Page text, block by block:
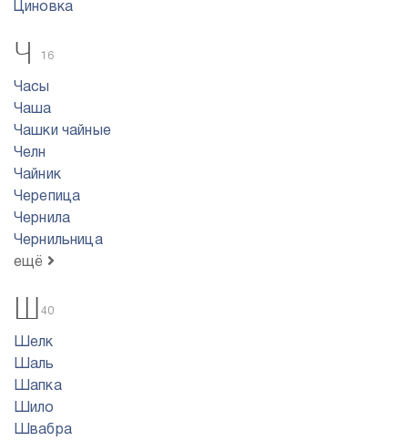
Циновка
Ч 16
Часы
Чаша
Чашки чайные
Челн
Чайник
Черепица
Чернила
Чернильница
ещё
Ш 40
Шелк
Шаль
Шапка
Шило
Швабра